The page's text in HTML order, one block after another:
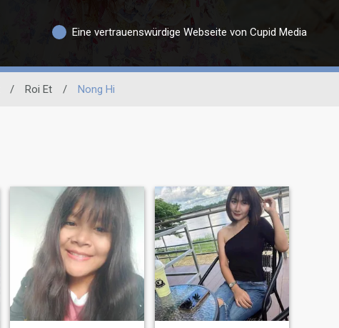
Eine vertrauenswürdige Webseite von Cupid Media
/ Roi Et / Nong Hi